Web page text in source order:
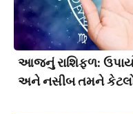
આજનું રાશિફળ: ઉપાયો
અને નસીબ તમને